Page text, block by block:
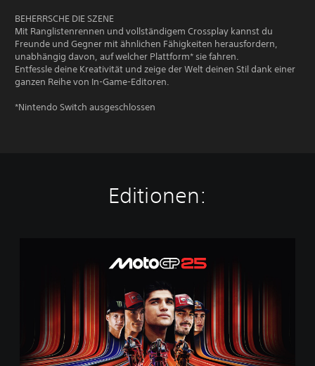
BEHERRSCHE DIE SZENE
Mit Ranglistenrennen und vollständigem Crossplay kannst du
Freunde und Gegner mit ähnlichen Fähigkeiten herausfordern,
unabhängig davon, auf welcher Plattform* sie fahren.
Entfessle deine Kreativität und zeige der Welt deinen Stil dank einer
ganzen Reihe von In-Game-Editoren.
*Nintendo Switch ausgeschlossen
Editionen: